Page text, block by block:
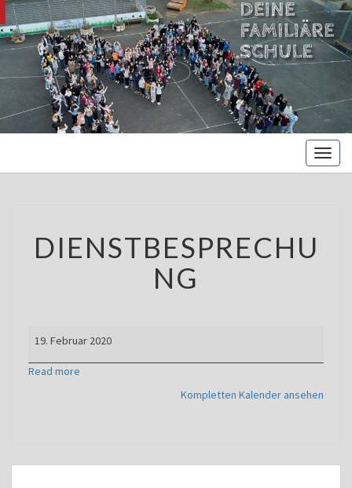
Oberschule –
Offene
Ganztagsschule
DIENSTBESPRECHU
NG
Dienstbesprechung
19. Februar 2020
Read more
Kompletten Kalender ansehen